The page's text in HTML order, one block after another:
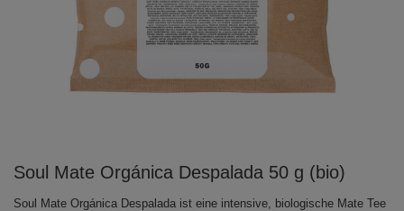
Soul Mate Orgánica Despalada 50 g (bio)
Soul Mate Orgánica Despalada ist eine intensive, biologische Mate Tee